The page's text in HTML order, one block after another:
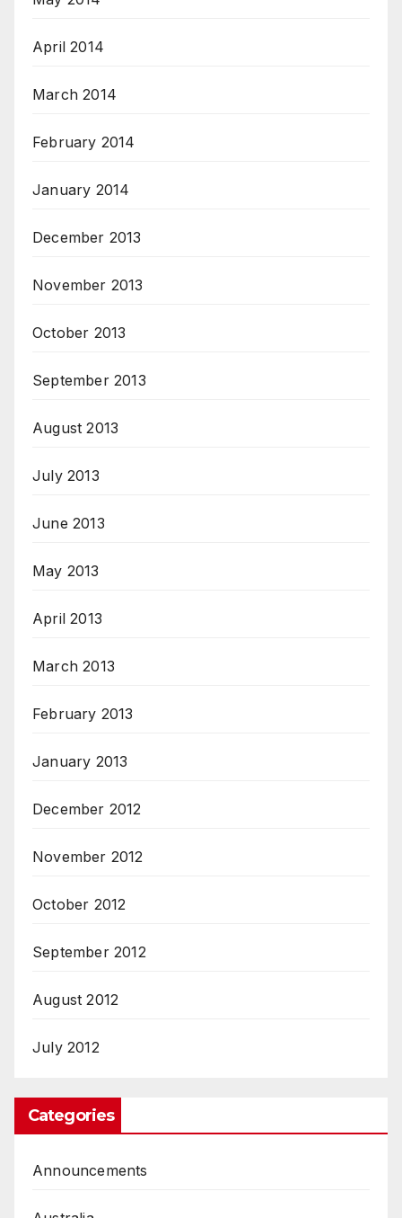
April 2014
March 2014
February 2014
January 2014
December 2013
November 2013
October 2013
September 2013
August 2013
July 2013
June 2013
May 2013
April 2013
March 2013
February 2013
January 2013
December 2012
November 2012
October 2012
September 2012
August 2012
July 2012
Categories
Announcements